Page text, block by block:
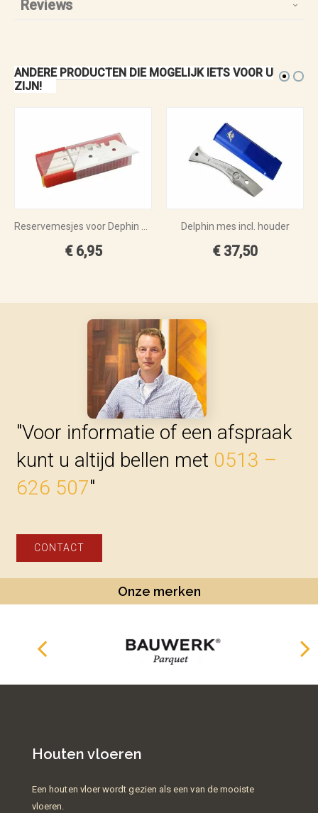
Reviews
ANDERE PRODUCTEN DIE MOGELIJK IETS VOOR U
ZIJN!
€ 6,95
Delphin mes incl. houder
€ 37,50
"Voor informatie of een afspraak
kunt u altijd bellen met 0513 –
626 507"
CONTACT
Onze merken
Houten vloeren
Een houten vloer wordt gezien als een van de mooiste
vloeren.